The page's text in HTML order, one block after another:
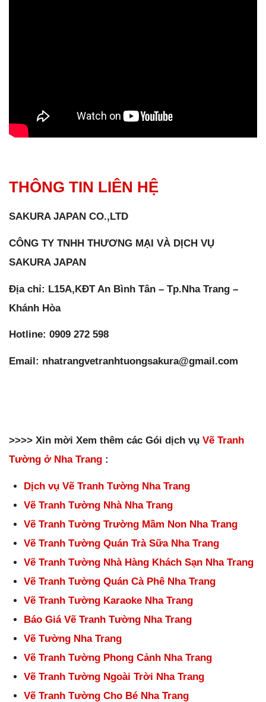
THÔNG TIN LIÊN HỆ
SAKURA JAPAN CO.,LTD
CÔNG TY TNHH THƯƠNG MẠI VÀ DỊCH VỤ
SAKURA JAPAN
Địa chỉ: L15A,KĐT An Bình Tân – Tp.Nha Trang –
Khánh Hòa
Hotline: 0909 272 598
Email: nhatrangvetranhtuongsakura@gmail.com
>>>> Xin mời Xem thêm các Gói dịch vụ Vẽ Tranh
Tường ở Nha Trang :
Dịch vụ Vẽ Tranh Tường Nha Trang
Vẽ Tranh Tường Nhà Nha Trang
Vẽ Tranh Tường Trường Mầm Non Nha Trang
Vẽ Tranh Tường Quán Trà Sữa Nha Trang
Vẽ Tranh Tường Nhà Hàng Khách Sạn Nha Trang
Vẽ Tranh Tường Quán Cà Phê Nha Trang
Vẽ Tranh Tường Karaoke Nha Trang
Báo Giá Vẽ Tranh Tường Nha Trang
Vẽ Tường Nha Trang
Vẽ Tranh Tường Phong Cảnh Nha Trang
Vẽ Tranh Tường Ngoài Trời Nha Trang
Vẽ Tranh Tường Cho Bé Nha Trang